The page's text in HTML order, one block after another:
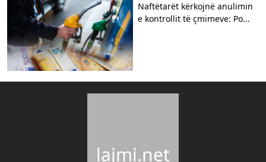
Naftëtarët kërkojnë anulimin
e kontrollit të çmimeve: Po...
lajmi.net